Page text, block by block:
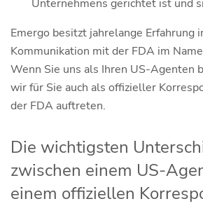
Unternehmens gerichtet ist und
Emergo besitzt jahrelange Erfahrung
Kommunikation mit der FDA im
Wenn Sie uns als Ihren US-Agenten
wir für Sie auch als offizieller
der FDA auftreten.
Die wichtigsten
zwischen einem US-
einem offiziellen